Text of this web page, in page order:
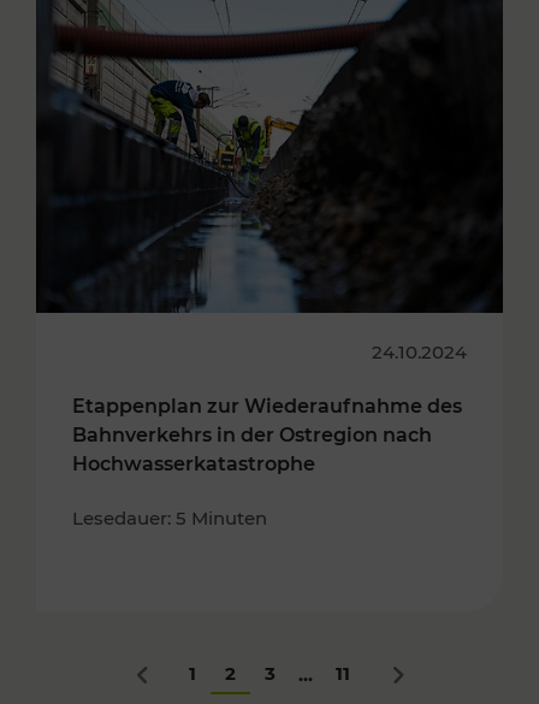
24.10.2024
Etappenplan zur Wiederaufnahme des
Bahnverkehrs in der Ostregion nach
Hochwasserkatastrophe
Lesedauer: 5 Minuten
Zurück
1 2 3 ... 11 Nächstes